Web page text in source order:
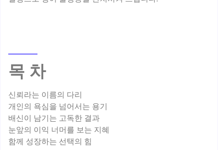
목 차
신뢰라는 이름의 다리
개인의 욕심을 넘어서는 용기
배신이 남기는 고독한 결과
눈앞의 이익 너머를 보는 지혜